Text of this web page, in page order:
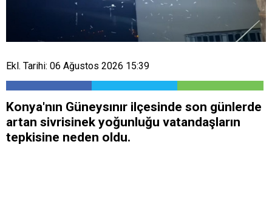
Ekl. Tarihi: 06 Ağustos 2026 15:39
Konya'nın Güneysınır ilçesinde son günlerde
artan sivrisinek yoğunluğu vatandaşların
tepkisine neden oldu.